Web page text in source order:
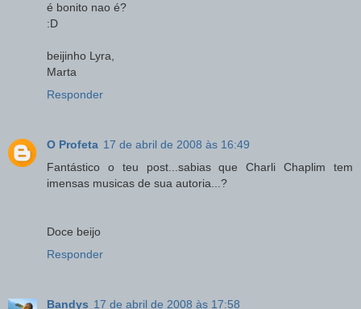
é bonito nao é?
:D
beijinho Lyra,
Marta
Responder
O Profeta 17 de abril de 2008 às 16:49
Fantástico o teu post...sabias que Charli Chaplim tem
imensas musicas de sua autoria...?
Doce beijo
Responder
Bandys 17 de abril de 2008 às 17:58